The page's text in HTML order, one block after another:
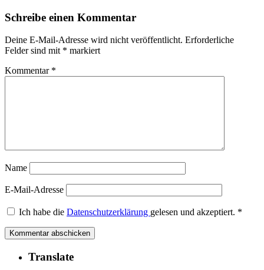
Schreibe einen Kommentar
Deine E-Mail-Adresse wird nicht veröffentlicht. Erforderliche
Felder sind mit * markiert
Kommentar *
Name
E-Mail-Adresse
Ich habe die Datenschutzerklärung gelesen und akzeptiert. *
Translate